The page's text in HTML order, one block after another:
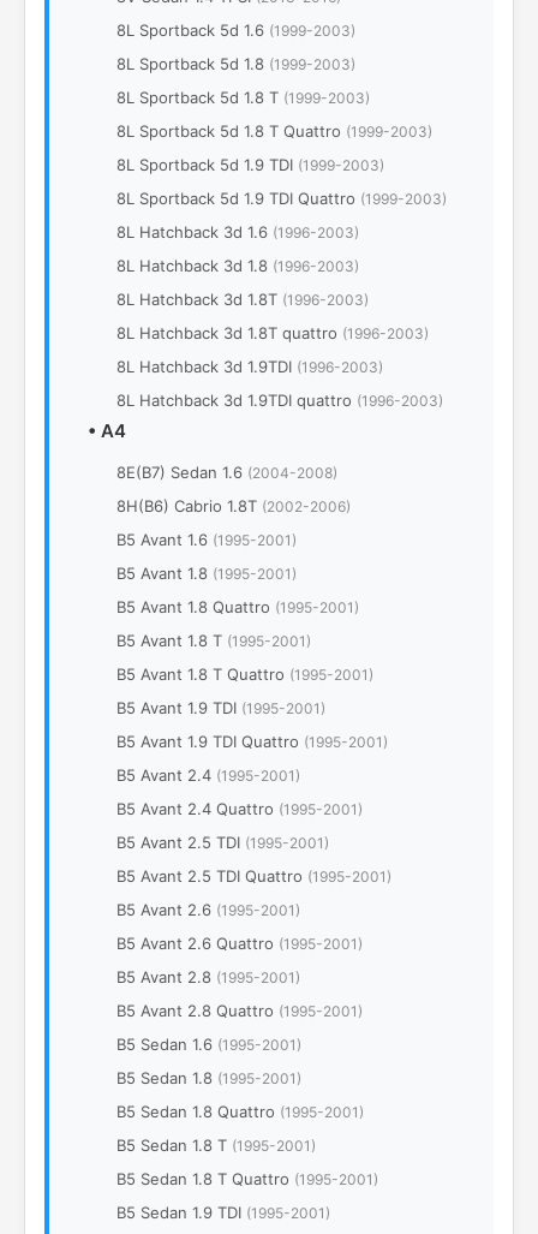
8L Sportback 5d 1.6 (1999-2003)
8L Sportback 5d 1.8 (1999-2003)
8L Sportback 5d 1.8 T (1999-2003)
8L Sportback 5d 1.8 T Quattro (1999-2003)
8L Sportback 5d 1.9 TDI (1999-2003)
8L Sportback 5d 1.9 TDI Quattro (1999-2003)
8L Hatchback 3d 1.6 (1996-2003)
8L Hatchback 3d 1.8 (1996-2003)
8L Hatchback 3d 1.8T (1996-2003)
8L Hatchback 3d 1.8T quattro (1996-2003)
8L Hatchback 3d 1.9TDI (1996-2003)
8L Hatchback 3d 1.9TDI quattro (1996-2003)
• A4
8E(B7) Sedan 1.6 (2004-2008)
8H(B6) Cabrio 1.8T (2002-2006)
B5 Avant 1.6 (1995-2001)
B5 Avant 1.8 (1995-2001)
B5 Avant 1.8 Quattro (1995-2001)
B5 Avant 1.8 T (1995-2001)
B5 Avant 1.8 T Quattro (1995-2001)
B5 Avant 1.9 TDI (1995-2001)
B5 Avant 1.9 TDI Quattro (1995-2001)
B5 Avant 2.4 (1995-2001)
B5 Avant 2.4 Quattro (1995-2001)
B5 Avant 2.5 TDI (1995-2001)
B5 Avant 2.5 TDI Quattro (1995-2001)
B5 Avant 2.6 (1995-2001)
B5 Avant 2.6 Quattro (1995-2001)
B5 Avant 2.8 (1995-2001)
B5 Avant 2.8 Quattro (1995-2001)
B5 Sedan 1.6 (1995-2001)
B5 Sedan 1.8 (1995-2001)
B5 Sedan 1.8 Quattro (1995-2001)
B5 Sedan 1.8 T (1995-2001)
B5 Sedan 1.8 T Quattro (1995-2001)
B5 Sedan 1.9 TDI (1995-2001)